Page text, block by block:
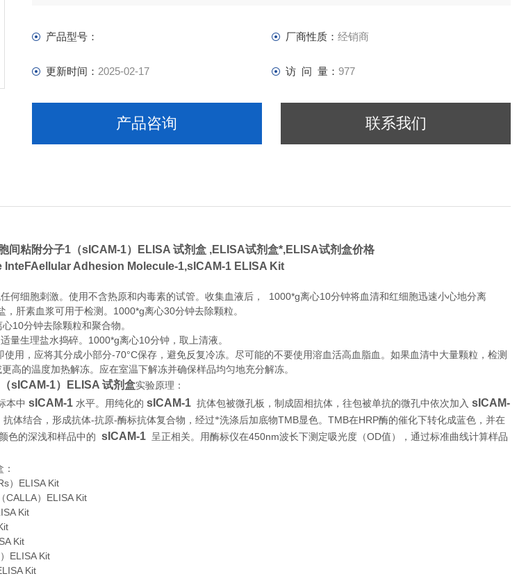
产品型号： 厂商性质： 经销商
更新时间： 2025-02-17 访 问 量： 977
产品咨询 联系我们
间粘附分子1（sICAM-1）ELISA 试剂盒 ,ELISA试剂盒*,ELISA试剂盒价格
InteFAellular Adhesion Molecule-1,sICAM-1 ELISA Kit
胞刺激。使用不含热原和内毒素的试管。收集血液后， 1000*g离心10分钟将血清和红细胞迅速小心地分离
素血浆可用于检测。1000*g离心30分钟去除颗粒。
分钟去除颗粒和聚合物。
理盐水捣碎。1000*g离心10分钟，取上清液。
应将其分成小部分-70°C保存，避免反复冷冻。尽可能的不要使用溶血活高血脂血。如果血清中大量颗粒，检测
高的温度加热解冻。应在室温下解冻并确保样品均匀地充分解冻。
sICAM-1）ELISA 试剂盒实验原理 ：
本中 sICAM-1 水平。用纯化的 sICAM-1 抗体包被微孔板，制成固相抗体，往包被单抗的微孔中依次加入 sICAM-
抗体结合，形成抗体-抗原-酶标抗体复合物，经过*洗涤后加底物TMB显色。 TMB在HRP酶的催化下转化成蓝色，并在
色的深浅和样品中的
sICAM-1 呈正相关。用酶标仪在450nm波长下测定吸光度（OD值），通过标准曲线计算样品
）ELISA Kit
CALLA）ELISA Kit
Kit
Kit
ELISA Kit
Kit